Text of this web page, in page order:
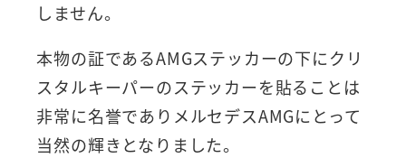
しません。
本物の証であるAMGステッカーの下にクリ
スタルキーパーのステッカーを貼ることは
非常に名誉でありメルセデスAMGにとって
当然の輝きとなりました。